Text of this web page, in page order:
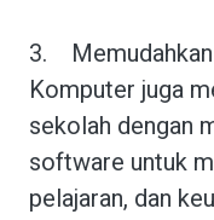
3.
Komputer juga
sekolah dengan
software untuk
pelajaran, dan